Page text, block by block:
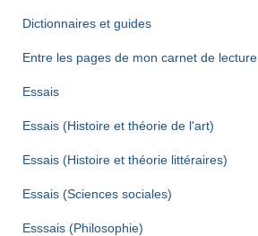
Dictionnaires et guides
Entre les pages de mon carnet de lecture
Essais
Essais (Histoire et théorie de l'art)
Essais (Histoire et théorie littéraires)
Essais (Sciences sociales)
Esssais (Philosophie)